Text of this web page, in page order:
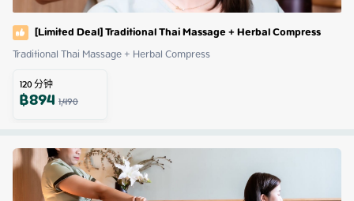
[Limited Deal] Traditional Thai Massage + Herbal Compress
Traditional Thai Massage + Herbal Compress
120分钟
฿894 1,490